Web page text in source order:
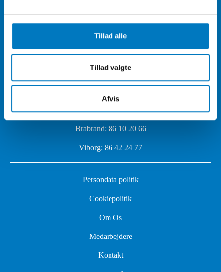
Tillad alle
Tillad valgte
Afvis
Telefon
Randers:86 42 24 77
Aarhus:86 10 20 66
Grenå:86 36 53 84
Brabrand: 86 10 20 66
Viborg: 86 42 24 77
Persondata politik
Cookiepolitik
Om Os
Medarbejdere
Kontakt